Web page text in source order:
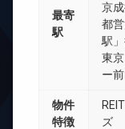
最寄
駅
京
都
駅
東
ー
物件
特徴
ズ